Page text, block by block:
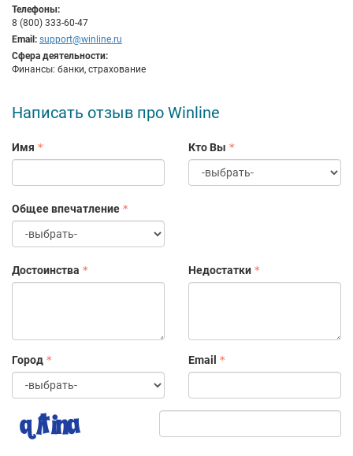
Телефоны:
8 (800) 333-60-47
Email: support@winline.ru
Сфера деятельности:
Финансы: банки, страхование
Написать отзыв про Winline
Имя Кто Вы
Общее впечатление
Достоинства Недостатки
Город Email